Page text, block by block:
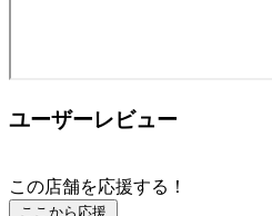
ユーザーレビュー
この店舗を応援する！
ここから応援